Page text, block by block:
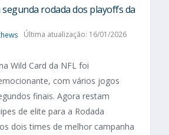
rodada dos playoffs da
Última atualização: 16/01/2026
Wild Card da NFL foi
com vários jogos
finais. Agora restam
de elite para a Rodada
dois times de melhor campanha